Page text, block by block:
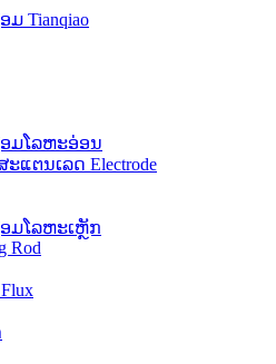
ອມໂລຫະອ່ອນ
ແຕນເລດ Electrode
ອມໂລຫະເຫຼັກ
Rod